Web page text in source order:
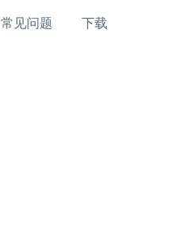
常见问题 下载